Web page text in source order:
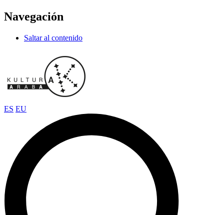
Navegación
Saltar al contenido
ES EU